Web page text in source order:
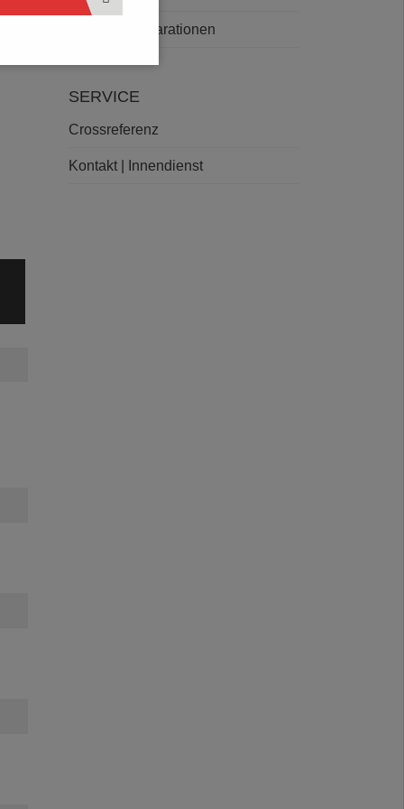
Deklarationen
SERVICE
Crossreferenz
Kontakt | Innendienst